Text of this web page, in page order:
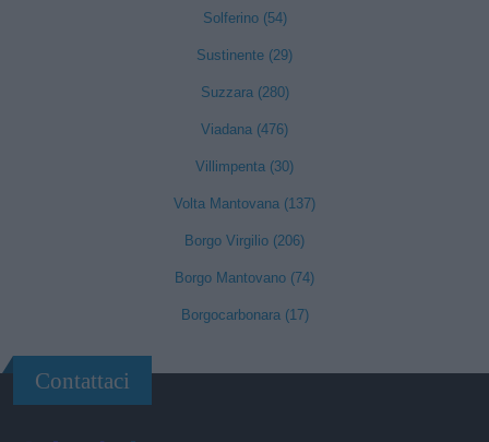
Solferino (54)
Sustinente (29)
Suzzara (280)
Viadana (476)
Villimpenta (30)
Volta Mantovana (137)
Borgo Virgilio (206)
Borgo Mantovano (74)
Borgocarbonara (17)
Contattaci